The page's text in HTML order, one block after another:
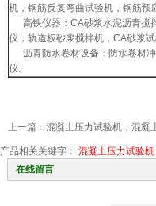
机，钢筋反复弯曲试验机，钢筋
高铁仪器：CA砂浆水泥沥青搅
仪，轨道板砂浆搅拌机，CA砂浆
沥青防水卷材设备：防水卷材冲
仪。
上一篇： 混凝土压力试验机，混凝
产品相关关键字： 混凝土压力试验机
在线留言